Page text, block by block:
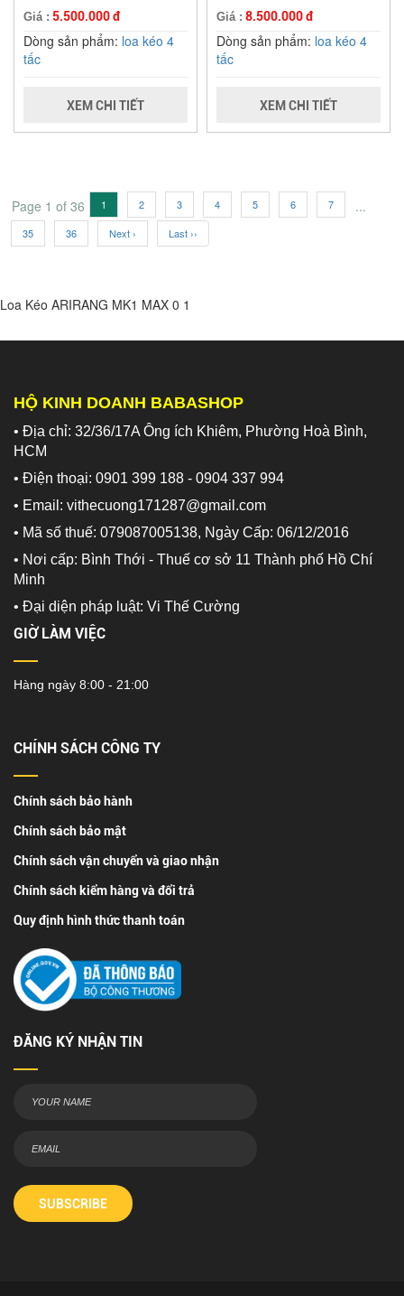
Giá : 5.500.000 đ
Dòng sản phẩm: loa kéo 4
tấc
XEM CHI TIẾT
Giá : 8.500.000 đ
Dòng sản phẩm: loa kéo 4
tấc
XEM CHI TIẾT
Page 1 of 36 1 2 3 4 5 6 7 ...
35 36 Next › Last ››
Loa Kéo ARIRANG MK1 MAX 0 1
HỘ KINH DOANH BABASHOP
• Địa chỉ: 32/36/17A Ông ích Khiêm, Phường Hoà Bình,
HCM
• Điện thoại: 0901 399 188 - 0904 337 994
• Email: vithecuong171287@gmail.com
• Mã số thuế: 079087005138, Ngày Cấp: 06/12/2016
• Nơi cấp: Bình Thới - Thuế cơ sở 11 Thành phố Hồ Chí
Minh
• Đại diện pháp luật: Vi Thế Cường
GIỜ LÀM VIỆC
Hàng ngày 8:00 - 21:00
CHÍNH SÁCH CÔNG TY
Chính sách bảo hành
Chính sách bảo mật
Chính sách vận chuyển và giao nhận
Chính sách kiểm hàng và đổi trả
Quy định hình thức thanh toán
ĐĂNG KÝ NHẬN TIN
SUBSCRIBE